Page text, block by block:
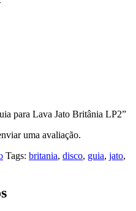
para Lava Jato Britânia LP2”
uma avaliação.
Tags: britania, disco, guia, jato,